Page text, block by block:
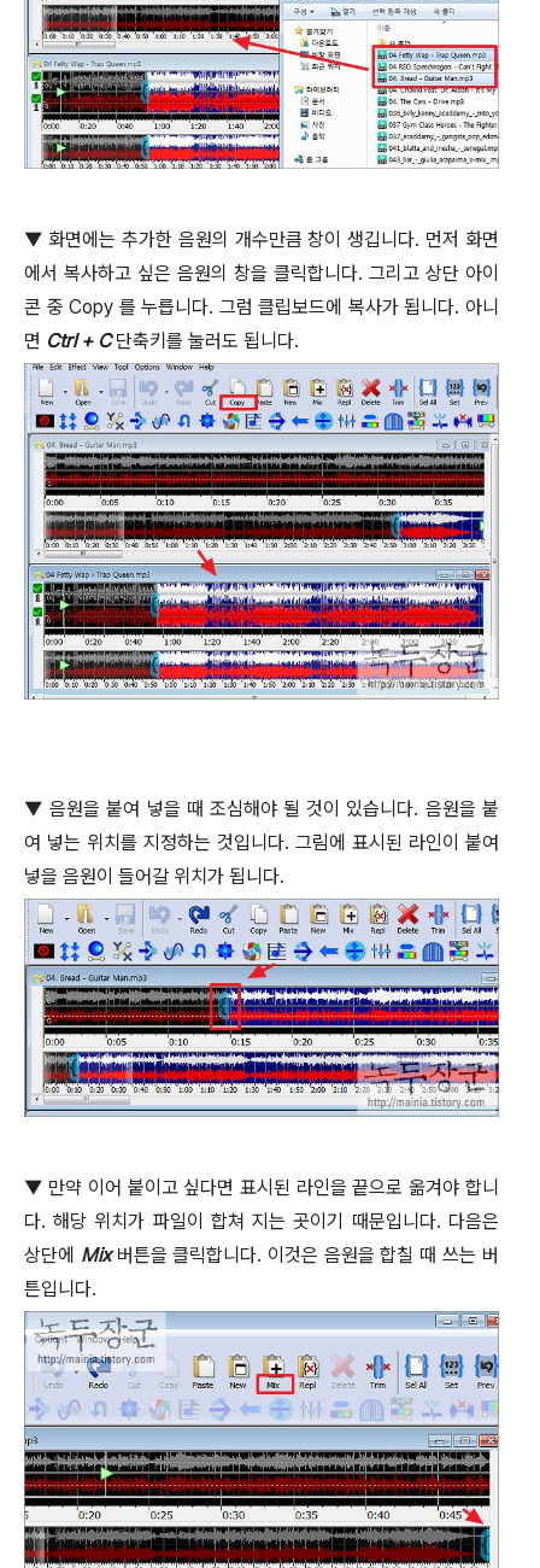
▼ 화면에는 추가한 음원의 개수만큼 창이 생깁니다. 먼저 화면
에서 복사하고 싶은 음원의 창을 클릭합니다. 그리고 상단 아이
콘 중Copy 를 누릅니다. 그럼 클립보드에 복사가 됩니다. 아니
면 Ctrl + C 단축키를 눌러도 됩니다.
▼ 음원을 붙여 넣을 때 조심해야 될 것이 있습니다. 음원을 붙
여 넣는 위치를 지정하는 것입니다. 그림에 표시된 라인이 붙여
넣을 음원이 들어갈 위치가 됩니다.
▼ 만약 이어 붙이고 싶다면 표시된 라인을 끝으로 옮겨야 합니
다.해당 위치가 파일이 합쳐 지는 곳이기 때문입니다. 다음은
상단에 Mix 버튼을 클릭합니다. 이것은 음원을 합칠 때 쓰는 버
튼입니다.